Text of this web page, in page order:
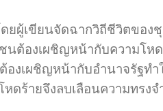
ยผู้เขียนจัดฉากวิถีชีวิตของ
นต้องเผชิญหน้ากับความโห
องเผชิญหน้ากับอำนาจรัฐทำ
ดร้ายจึงลบเลือนความทรงจ